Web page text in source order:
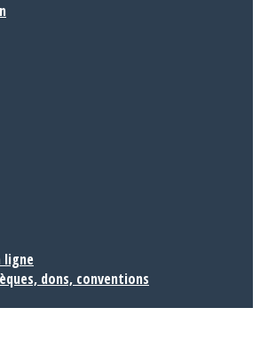
ligne
dons, conventions